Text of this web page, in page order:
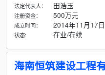
法定代表人： 田浩玉
注册资金： 500万元
成立时间： 2014年11月17日
状态: 在业/存续
海南恒筑建设工程